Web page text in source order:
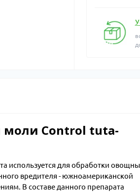
моли Control tuta-
используется для обработки
вредителя - южноамериканской
В составе данного препарата